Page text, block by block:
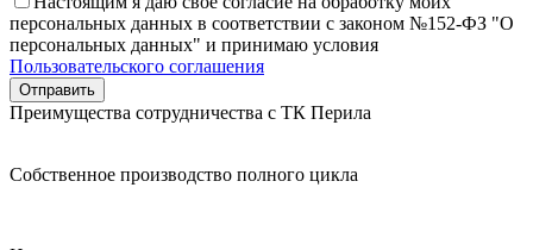
персональных данных в соответствии с законом №152-ФЗ "О
персональных данных" и принимаю условия
Пользовательского соглашения
Преимущества сотрудничества с ТК Перила
Собственное производство полного цикла